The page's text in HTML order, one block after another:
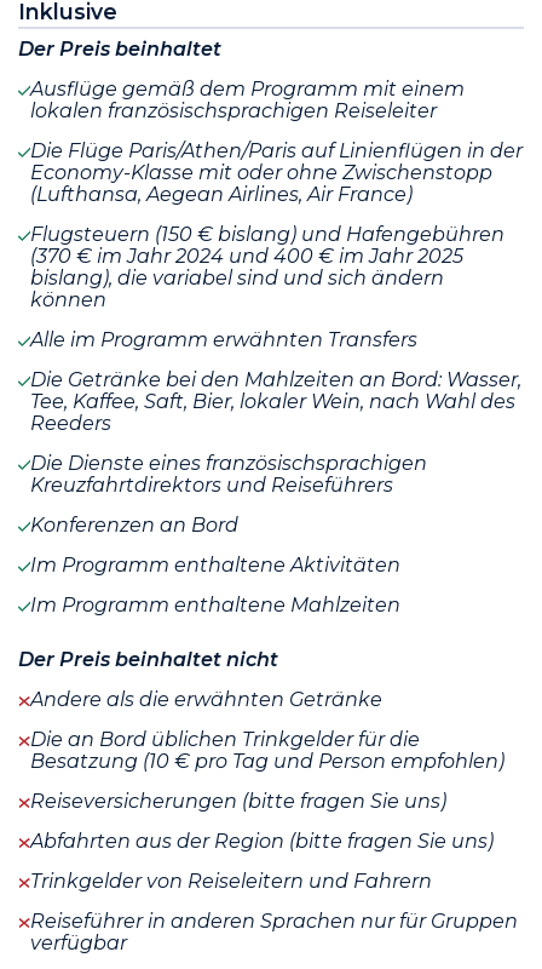
Inklusive
Der Preis beinhaltet
Ausflüge gemäß dem Programm mit einem
lokalen französischsprachigen Reiseleiter
Die Flüge Paris/Athen/Paris auf Linienflügen in der
Economy-Klasse mit oder ohne Zwischenstopp
(Lufthansa, Aegean Airlines, Air France)
Flugsteuern (150 € bislang) und Hafengebühren
(370 € im Jahr 2024 und 400 € im Jahr 2025
bislang), die variabel sind und sich ändern
können
Alle im Programm erwähnten Transfers
Die Getränke bei den Mahlzeiten an Bord: Wasser,
Tee, Kaffee, Saft, Bier, lokaler Wein, nach Wahl des
Reeders
Die Dienste eines französischsprachigen
Kreuzfahrtdirektors und Reiseführers
Konferenzen an Bord
Im Programm enthaltene Aktivitäten
Im Programm enthaltene Mahlzeiten
Der Preis beinhaltet nicht
Andere als die erwähnten Getränke
Die an Bord üblichen Trinkgelder für die
Besatzung (10 € pro Tag und Person empfohlen)
Reiseversicherungen (bitte fragen Sie uns)
Abfahrten aus der Region (bitte fragen Sie uns)
Trinkgelder von Reiseleitern und Fahrern
Reiseführer in anderen Sprachen nur für Gruppen
verfügbar